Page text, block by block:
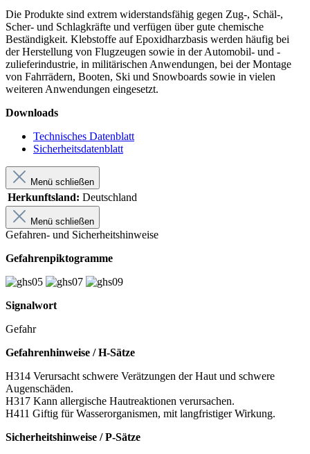
Die Produkte sind extrem widerstandsfähig gegen Zug-, Schäl-,
Scher- und Schlagkräfte und verfügen über gute chemische
Beständigkeit. Klebstoffe auf Epoxidharzbasis werden häufig bei
der Herstellung von Flugzeugen sowie in der Automobil- und -
zulieferindustrie, in militärischen Anwendungen, bei der Montage
von Fahrrädern, Booten, Ski und Snowboards sowie in vielen
weiteren Anwendungen eingesetzt.
Downloads
Technisches Datenblatt
Sicherheitsdatenblatt
Menü schließen
Herkunftsland: Deutschland
Menü schließen
Gefahren- und Sicherheitshinweise
Gefahrenpiktogramme
Signalwort
Gefahr
Gefahrenhinweise / H-Sätze
H314 Verursacht schwere Verätzungen der Haut und schwere
Augenschäden.
H317 Kann allergische Hautreaktionen verursachen.
H411 Giftig für Wasserorganismen, mit langfristiger Wirkung.
Sicherheitshinweise / P-Sätze